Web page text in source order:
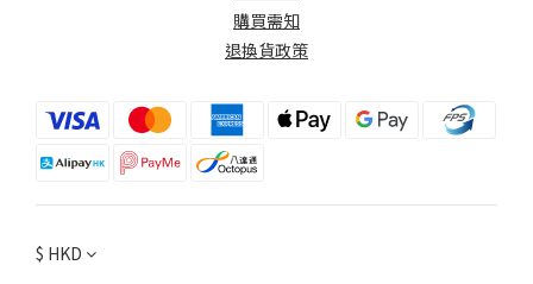
購買需知
退換貨政策
$ HKD